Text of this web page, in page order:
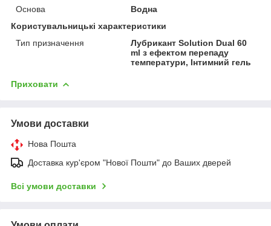
Основа
Водна
Користувальницькі характеристики
Тип призначення
Лубрикант Solution Dual 60
ml з ефектом перепаду
температури, Інтимний гель
Приховати
Умови доставки
Нова Пошта
Доставка кур'єром "Нової Пошти" до Ваших дверей
Всі умови доставки